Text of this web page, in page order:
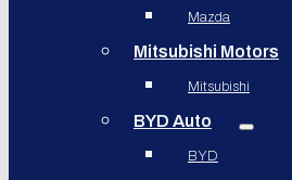
Mazda
Mitsubishi Motors
Mitsubishi
BYD Auto
BYD